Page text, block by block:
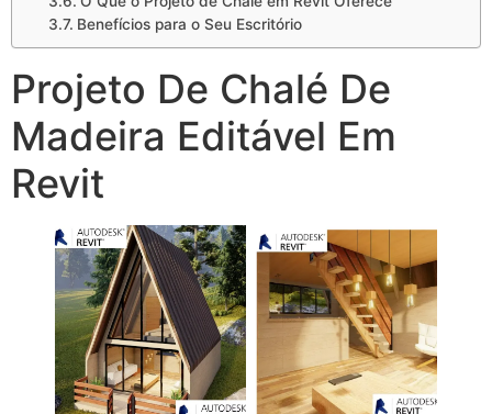
Benefícios para o Seu Escritório
Projeto De Chalé De
Madeira Editável Em
Revit